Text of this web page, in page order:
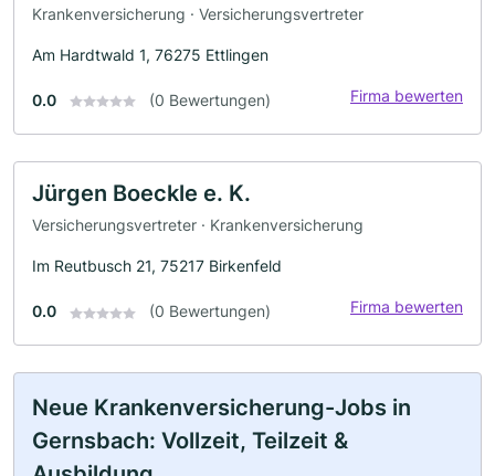
Krankenversicherung · Versicherungsvertreter
Am Hardtwald 1, 76275 Ettlingen
0.0 (0 Bewertungen) Firma bewerten
Jürgen Boeckle e. K.
Versicherungsvertreter · Krankenversicherung
Im Reutbusch 21, 75217 Birkenfeld
0.0 (0 Bewertungen) Firma bewerten
Neue Krankenversicherung-Jobs in
Gernsbach: Vollzeit, Teilzeit &